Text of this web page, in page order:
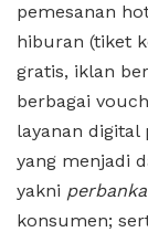
pemesanan
hiburan (tiket
gratis, iklan
berbagai
layanan
yang menjadi
yakni
konsumen;